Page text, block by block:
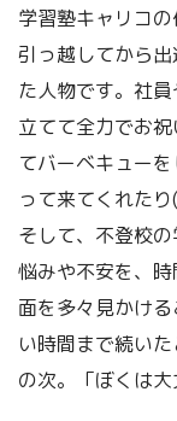
学習塾キャリコ
引っ越してから
た人物です。社
立てて全力でお
てバーベキュー
って来てくれたり(
そして、不登校
悩みや不安を、
面を多々見かけ
い時間まで続い
の次。「ぼくは大